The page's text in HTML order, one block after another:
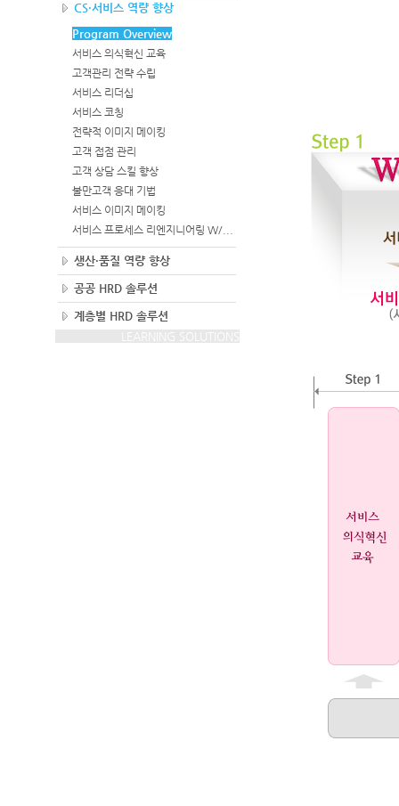
CS·서비스 역량 향상
Program Overview
서비스 의식혁신 교육
고객관리 전략 수립
서비스 리더십
서비스 코칭
전략적 이미지 메이킹
고객 접점 관리
고객 상담 스킬 향상
불만고객 응대 기법
서비스 이미지 메이킹
서비스 프로세스 리엔지니어링 W/...
생산·품질 역량 향상
공공 HRD 솔루션
계층별 HRD 솔루션